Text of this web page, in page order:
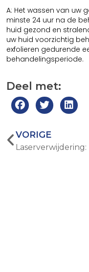
A: Het wassen van uw
minste 24 uur na de
huid gezond en
uw huid voorzichtig
exfolieren gedurende
behandelingsperiode.
Deel met:
VORIGE